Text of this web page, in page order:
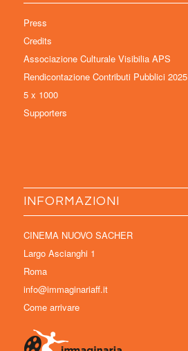
Press
Credits
Associazione Culturale Visibilia APS
Rendicontazione Contributi Pubblici 2025
5 x 1000
Supporters
INFORMAZIONI
CINEMA NUOVO SACHER
Largo Ascianghi 1
Roma
info@immaginariaff.it
Come arrivare